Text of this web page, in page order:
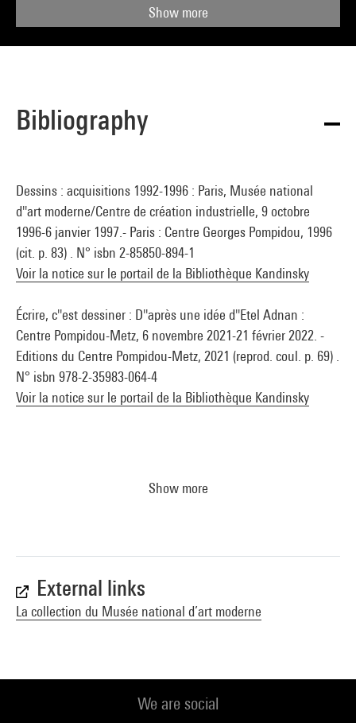
Show more
Bibliography
Dessins : acquisitions 1992-1996 : Paris, Musée national
d''art moderne/Centre de création industrielle, 9 octobre
1996-6 janvier 1997.- Paris : Centre Georges Pompidou, 1996
(cit. p. 83) . N° isbn 2-85850-894-1
Voir la notice sur le portail de la Bibliothèque Kandinsky
Écrire, c''est dessiner : D''après une idée d''Etel Adnan :
Centre Pompidou-Metz, 6 novembre 2021-21 février 2022. -
Editions du Centre Pompidou-Metz, 2021 (reprod. coul. p. 69) .
N° isbn 978-2-35983-064-4
Voir la notice sur le portail de la Bibliothèque Kandinsky
Show more
External links
La collection du Musée national d’art moderne
We are social